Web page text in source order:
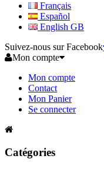
Français
Español
English GB
Suivez-nous sur Facebook
Mon compte
Mon compte
Contact
Mon Panier
Se connecter
Catégories